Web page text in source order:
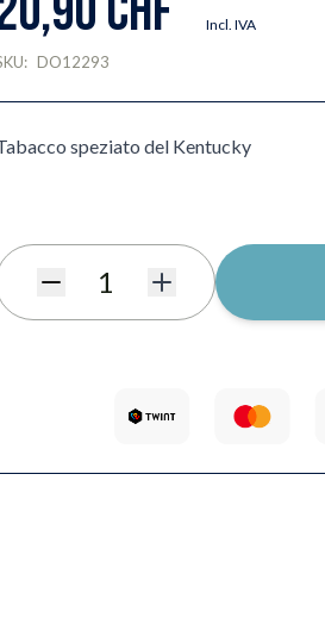
Incl. IVA
DO12293
speziato del Kentucky
Quantità